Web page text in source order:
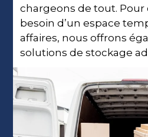
chargeons de tout. Pour
besoin d’un espace
affaires, nous offrons
solutions de stockage